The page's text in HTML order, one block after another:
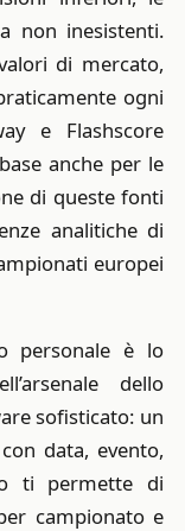
non inesistenti.
di mercato,
ogni
e Flashscore
anche per le
di queste fonti
analitiche di
europei
personale è lo
dello
sofisticato: un
data, evento,
ti permette di
campionato e